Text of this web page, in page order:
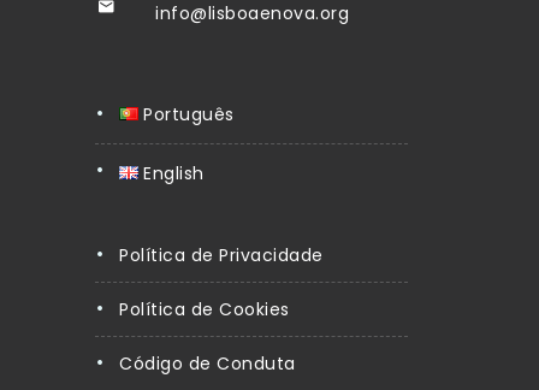
info@lisboaenova.org
Português
English
Política de Privacidade
Política de Cookies
Código de Conduta